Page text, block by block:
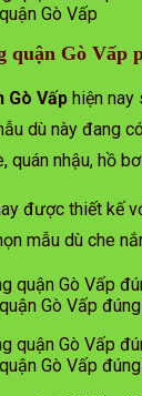
Gò Vấp
quận Gò Vấp
Gò Vấp hiện nay
dù này đang
quán nhậu, hồ
được thiết kế
mẫu dù che
Gò Vấp
Gò Vấp